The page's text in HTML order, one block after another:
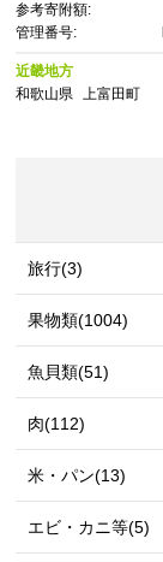
参考寄附額:
管理番号:
近畿地方
和歌山県
上富田町
旅行(3)
果物類(1004)
魚貝類(51)
肉(112)
米・パン(13)
エビ・カニ等(5)